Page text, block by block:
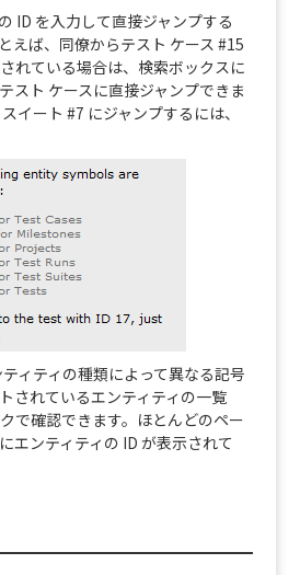
ID を入力して直接ジャンプする
えば、同僚からテスト ケース #15
れている場合は、検索ボックスに
スト ケースに直接ジャンプできま
イート #7 にジャンプするには、
ィティの種類によって異なる記号
されているエンティティの一覧
で確認できます。ほとんどのペー
エンティティの ID が表示されて